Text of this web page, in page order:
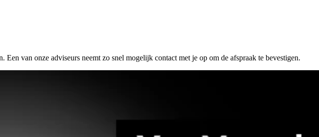
van onze adviseurs neemt zo snel mogelijk contact met je op om de afspraak te bevestigen.